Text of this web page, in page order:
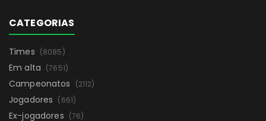
CATEGORIAS
Times (8085)
Em alta (7651)
Campeonatos (2112)
Jogadores (661)
Ex-jogadores (76)